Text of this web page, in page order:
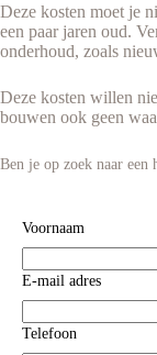
Deze kosten moet je
een paar jaren oud.
onderhoud, zoals
Deze kosten willen
bouwen ook geen
Ben je op zoek naar een
Voornaam
E-mail adres
Telefoon